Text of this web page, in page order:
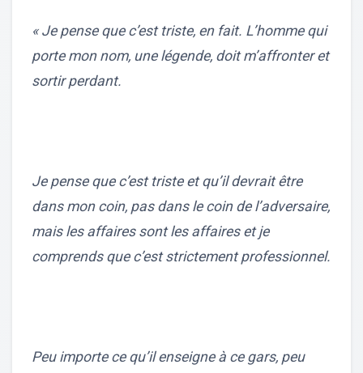
« Je pense que c’est triste, en fait. L’homme qui
porte mon nom, une légende, doit m’affronter et
sortir perdant.
Je pense que c’est triste et qu’il devrait être
dans mon coin, pas dans le coin de l’adversaire,
mais les affaires sont les affaires et je
comprends que c’est strictement professionnel.
Peu importe ce qu’il enseigne à ce gars, peu